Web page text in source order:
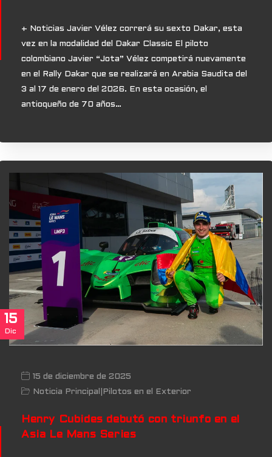
+ Noticias Javier Vélez correrá su sexto Dakar, esta
vez en la modalidad del Dakar Classic El piloto
colombiano Javier “Jota” Vélez competirá nuevamente
en el Rally Dakar que se realizará en Arabia Saudita del
3 al 17 de enero del 2026. En esta ocasión, el
antioqueño de 70 años…
15
Dic
15 de diciembre de 2025
Noticia Principal
Pilotos en el Exterior
Henry Cubides debutó con triunfo en el
Asia Le Mans Series